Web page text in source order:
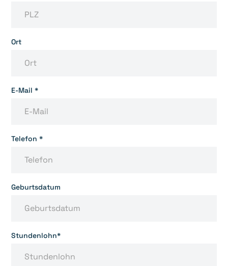
Ort
E-Mail *
Telefon *
Geburtsdatum
Stundenlohn*